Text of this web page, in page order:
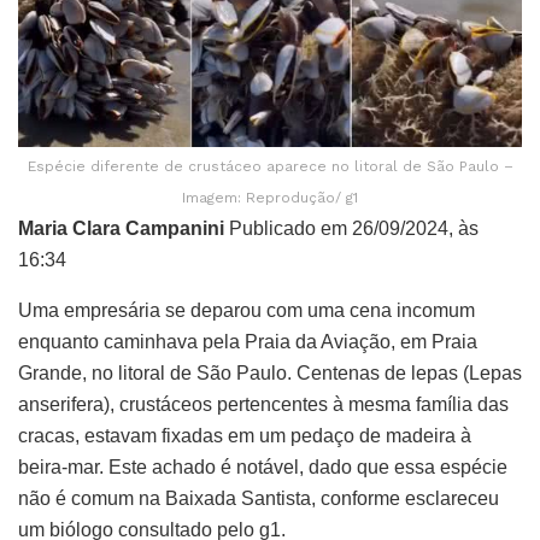
Espécie diferente de crustáceo aparece no litoral de São Paulo –
Imagem: Reprodução/ g1
Maria Clara Campanini Publicado em 26/09/2024, às
16:34
Uma empresária se deparou com uma cena incomum
enquanto caminhava pela Praia da Aviação, em Praia
Grande, no litoral de São Paulo. Centenas de lepas (Lepas
anserifera), crustáceos pertencentes à mesma família das
cracas, estavam fixadas em um pedaço de madeira à
beira-mar. Este achado é notável, dado que essa espécie
não é comum na Baixada Santista, conforme esclareceu
um biólogo consultado pelo g1.